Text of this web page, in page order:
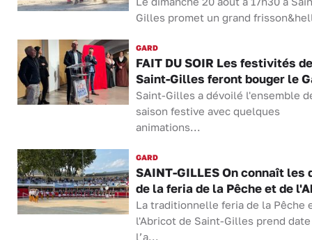
Gilles promet un grand
GARD
FAIT DU SOIR Les festivités de
Saint-Gilles feront bouger le
Saint-Gilles a dévoilé l'ensemble
saison festive avec quelques
animations...
GARD
SAINT-GILLES On connaît les
de la feria de la Pêche et de
La traditionnelle feria de la Pêche
l'Abricot de Saint-Gilles prend date
l’a...